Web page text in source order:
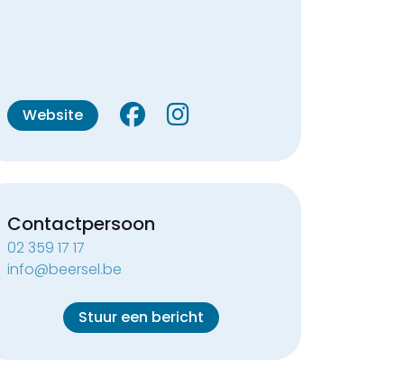
Website
Contactpersoon
02 359 17 17
info@beersel.be
Stuur een bericht